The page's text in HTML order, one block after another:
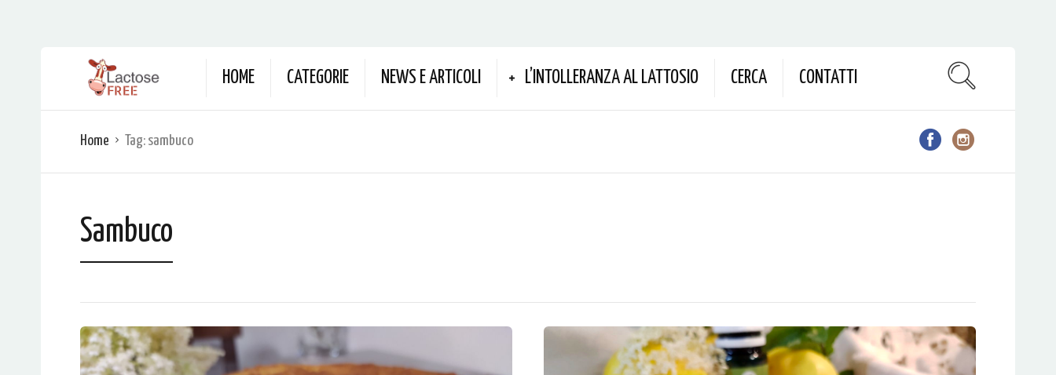
HOME CATEGORIE NEWS E ARTICOLI L’INTOLLERANZA AL LATTOSIO CERCA CONTATTI
Home Tag: sambuco
Sambuco